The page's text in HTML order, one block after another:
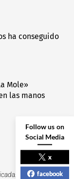
ha conseguido
Mole»
las manos
Los campos
Follow us on
Social Media
x
facebook